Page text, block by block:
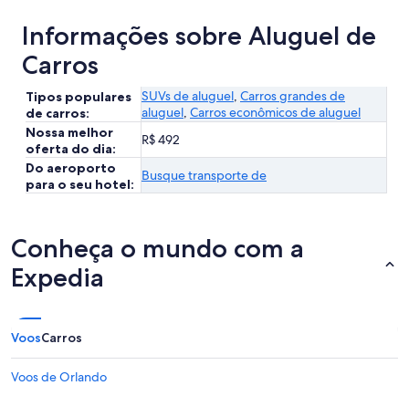
Informações sobre Aluguel de
Carros
Tipos populares
de carros:
SUVs de aluguel, Carros grandes de
aluguel, Carros econômicos de aluguel
Nossa melhor
oferta do dia:
R$ 492
Do aeroporto
para o seu hotel:
Busque transporte de
Conheça o mundo com a
Expedia
VoosCarros
Voos de Orlando